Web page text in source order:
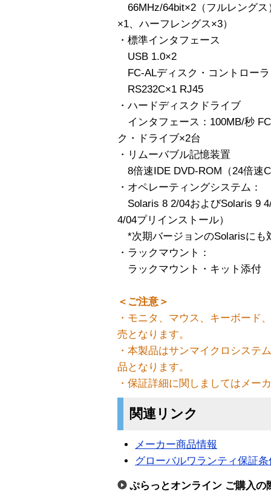
66MHz/64bit×2（フルレングス
×1、ハーフレングス×3）
・標準インタフェース
USB 1.0×2
FC-ALディスク・コントロー
RS232C×1 RJ45
・ハードディスクドライブ
インタフェース：100MB/秒
ク・ドライブ×2台
・リムーバブル記憶装置
8倍速IDE DVD-ROM（24倍速
・オペレーティングシステム：
Solaris 8 2/04およびSolaris 9
4/04プリインストール）
*次期バージョンのSolarisにも
・ラックマウント：
ラックマウント・キット添付
＜ご注意＞
・モニタ、マウス、キーボード
売となります。
・本製品はサンマイクロシステ
品となります。
・保証詳細に関しましてはメー
関連リンク
メーカー商品情報
グローバルワランティ保証
ぷらっとオンライン ご購入の